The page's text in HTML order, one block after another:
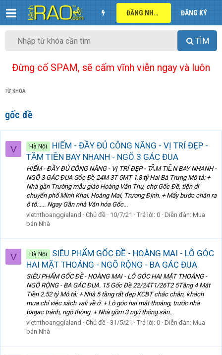
ĐĂNG NHẬP ĐĂNG KÝ
TÌM
Đừng cố SPAM, sẽ cấm vĩnh viễn ngay và luôn
TỪ KHÓA
gốc đề
V Hà Nội
HIẾM - ĐẦY ĐỦ CÔNG NĂNG - VỊ TRÍ ĐẸP -
TẦM TIỀN BAY NHANH - NGÕ 3 GÁC ĐUA
HIẾM - ĐẦY ĐỦ CÔNG NĂNG - VỊ TRÍ ĐẸP - TẦM TIỀN BAY NHANH -
NGÕ 3 GÁC ĐUA Gốc Đề 24M 3T 5MT 1.8 tỷ Hai Bà Trưng Mô tả: +
Nhà gần Trường mẫu giáo Hoàng Văn Thụ, chợ Gốc Đề, tiện di
chuyển phố Minh Khai, Hoàng Mai, Trương Định. + Mấy bước chân ra
ô tô...... Ngay Gần nhà Văn hóa Gốc...
vietnthoanggialand
Chủ đề 10/7/21 Trả lời: 0 Diễn đàn: Mua
bán Nhà
V Hà Nội
SIÊU PHẨM GỐC ĐỀ - HOÀNG MAI - LÔ GÓC
HAI MẶT THOÁNG - NGÕ RỘNG - BA GÁC ĐUA.
SIÊU PHẨM GỐC ĐỀ - HOÀNG MAI - LÔ GÓC HAI MẶT THOÁNG -
NGÕ RỘNG - BA GÁC ĐUA. 15 Gốc Đề 22/24T1/26T2 5Tầng 4 Mặt
Tiền 2.52 tỷ Mô tả: + Nhà 5 tầng rất đẹp KCBT chắc chắn, khách
mua chỉ việc xách vali về ở. + Lô góc hai mặt thoáng, trước nhà
bagac tránh, ngõ thông. + Nhà gồm 3 ngủ thông sàn...
vietnthoanggialand
Chủ đề 31/5/21 Trả lời: 0 Diễn đàn: Mua
bán Nhà